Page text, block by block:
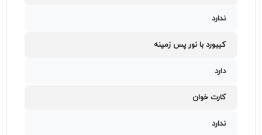
ندارد
کیبورد با نور پس زمینه
دارد
کارت خوان
ندارد